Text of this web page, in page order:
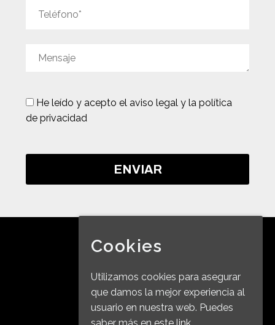
He leído y acepto el aviso legal y la política
de privacidad
2019 © Copyrights BALEL
Cookies
Utilizamos cookies para asegurar
que damos la mejor experiencia al
usuario en nuestra web. Puedes